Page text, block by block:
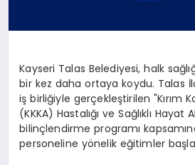
Kayseri Talas Belediyesi, halk
bir kez daha ortaya koydu. Talas
iş birliğiyle gerçekleştirilen "Kırım
(KKKA) Hastalığı ve Sağlıklı Hayat
bilinçlendirme programı
personeline yönelik eğitimler